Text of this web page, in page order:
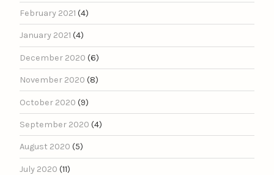
February 2021 (4)
January 2021 (4)
December 2020 (6)
November 2020 (8)
October 2020 (9)
September 2020 (4)
August 2020 (5)
July 2020 (11)